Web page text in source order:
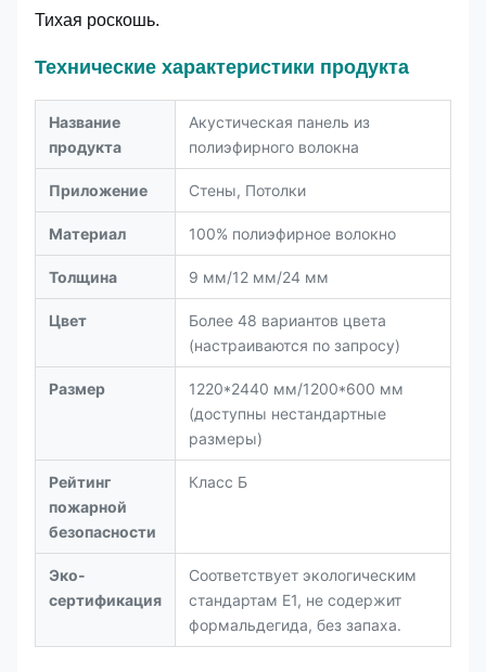
Тихая роскошь.
Технические характеристики продукта
Название
продукта
Акустическая панель из
полиэфирного волокна
Приложение Стены, Потолки
Материал 100% полиэфирное волокно
Толщина 9 мм/12 мм/24 мм
Цвет
Более 48 вариантов цвета
(настраиваются по запросу)
Размер
1220*2440 мм/1200*600 мм
(доступны нестандартные
размеры)
Рейтинг
пожарной
безопасности
Класс Б
Эко-
сертификация
Соответствует экологическим
стандартам E1, не содержит
формальдегида, без запаха.